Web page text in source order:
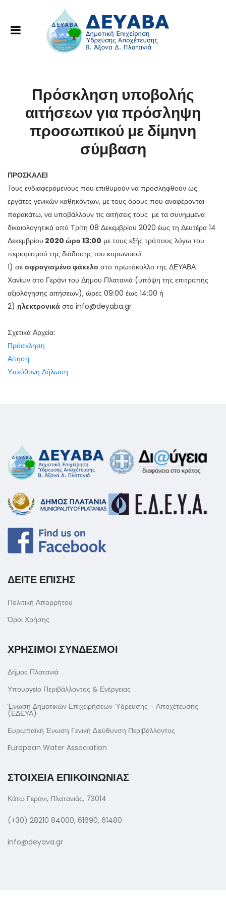
Πρόσκληση υποβολής
αιτήσεων για πρόσληψη
προσωπικού με δίμηνη
σύμβαση
ΠΡΟΣΚΑΛΕΙ
Τους ενδιαφερόμενους που επιθυμούν να προσληφθούν ως
εργάτες γενικών καθηκόντων, με τους όρους που αναφέρονται
παρακάτω, να υποβάλλουν τις αιτήσεις τους με τα συνημμένα
δικαιολογητικά από Τρίτη 08 Δεκεμβρίου 2020 έως τη Δευτέρα 14
Δεκεμβρίου 2020 ώρα 13:00 με τους εξής τρόπους λόγω του
περιορισμού της διάδοσης του κορωνοϊού:
1) σε σφραγισμένο φάκελο στο πρωτόκολλο της ΔΕΥΑΒΑ
Χανίων στο Γεράνι του Δήμου Πλατανιά (υπόψη της επιτροπής
αξιολόγησης αιτήσεων), ώρες 09:00 έως 14:00 ή
2) ηλεκτρονικά στο info@deyaba.gr
Σχετικά Αρχεία:
Πρόσκληση
Αίτηση
Υπεύθυνη Δήλωση
ΔΕΙΤΕ ΕΠΙΣΗΣ
Πολιτική Απορρήτου
Όροι Χρήσης
ΧΡΗΣΙΜΟΙ ΣΥΝΔΕΣΜΟΙ
Δήμος Πλατανιά
Υπουργείο Περιβάλλοντος & Ενέργειας
Ένωση Δημοτικών Επιχειρήσεων Ύδρευσης - Αποχέτευσης
(ΕΔΕΥΑ)
Ευρωπαϊκή Ένωση Γενική Διεύθυνση Περιβάλλοντος
European Water Association
ΣΤΟΙΧΕΙΑ ΕΠΙΚΟΙΝΩΝΙΑΣ
Κάτω Γεράνι, Πλατανιάς, 73014
(+30) 28210 84000, 61690, 61480
info@deyava.gr